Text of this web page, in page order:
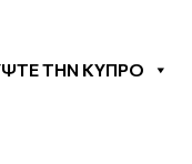
ΤΗΝ ΚΎΠΡΟ